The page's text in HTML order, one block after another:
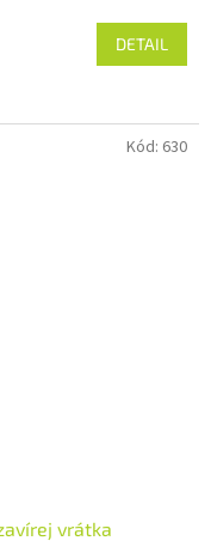
DETAIL
vrátka
Kód: 630